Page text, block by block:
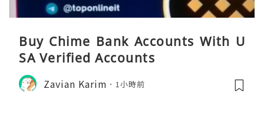
Buy Chime Bank Accounts With U
SA Verified Accounts
Zavian Karim 1小時前